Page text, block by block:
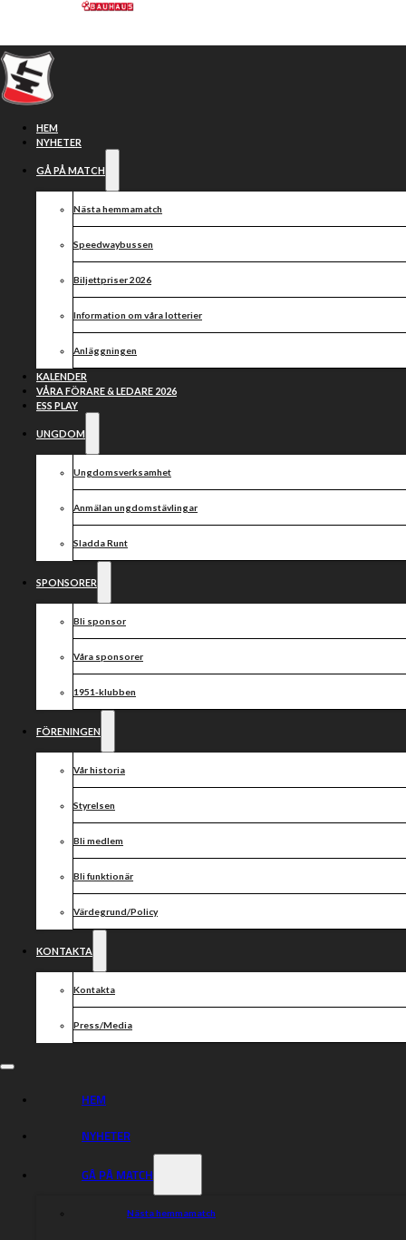
Hoppa till huvudinnehållHoppa till sidfot
HEM
NYHETER
GÅ PÅ MATCH
Nästa hemmamatch
Speedwaybussen
Biljettpriser 2026
Information om våra lotterier
Anläggningen
KALENDER
VÅRA FÖRARE & LEDARE 2026
ESS PLAY
UNGDOM
Ungdomsverksamhet
Anmälan ungdomstävlingar
Sladda Runt
SPONSORER
Bli sponsor
Våra sponsorer
1951-klubben
FÖRENINGEN
Vår historia
Styrelsen
Bli medlem
Bli funktionär
Värdegrund/Policy
KONTAKTA
Kontakta
Press/Media
HEM
NYHETER
GÅ PÅ MATCH
Nästa hemmamatch
Maksym Drabik
stannar i Smederna